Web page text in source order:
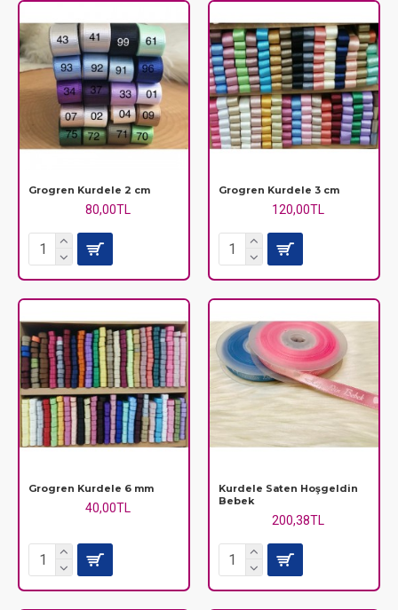
Grogren Kurdele 2 cm
80,00TL
Grogren Kurdele 3 cm
120,00TL
Grogren Kurdele 6 mm
40,00TL
Kurdele Saten Hoşgeldin
Bebek
200,38TL